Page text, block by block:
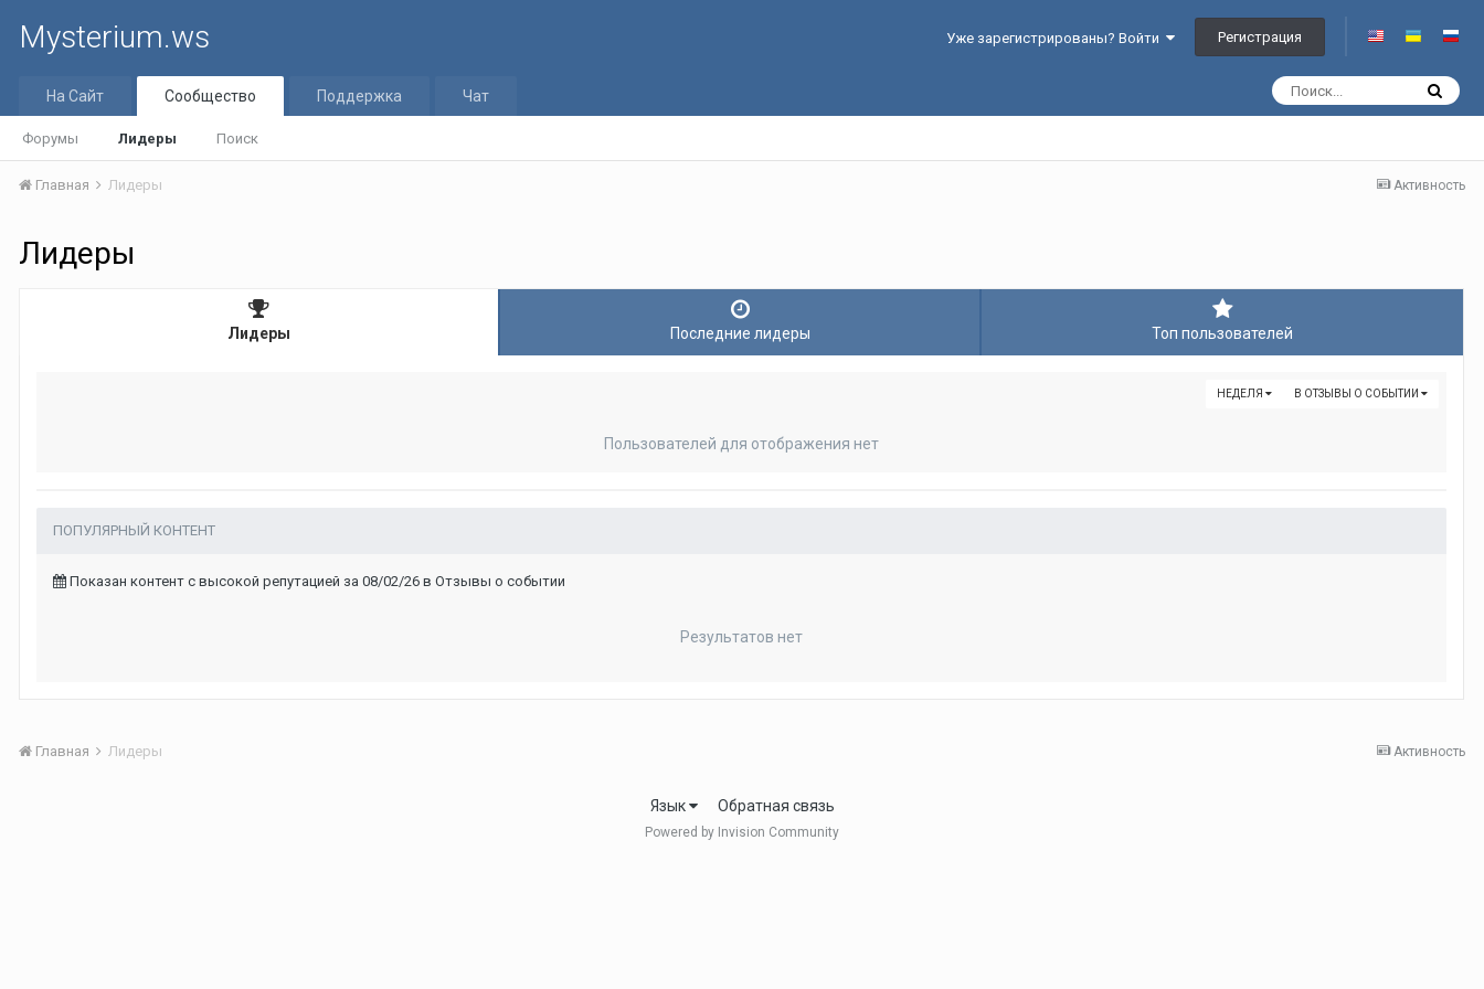
Mysterium.ws Уже зарегистрированы? Войти Регистрация
На Сайт Сообщество
Форумы Лидеры Поиск
Поддержка Чат
Активность
Главная Лидеры
Лидеры
Лидеры Последние лидеры Топ пользователей
В ОТЗЫВЫ О СОБЫТИИ
НЕДЕЛЯ
Пользователей для отображения нет
ПОПУЛЯРНЫЙ КОНТЕНТ
Показан контент с высокой репутацией за 08/02/26 в Отзывы о событии
Результатов нет
Активность
Главная Лидеры
Язык Обратная связь
Powered by Invision Community